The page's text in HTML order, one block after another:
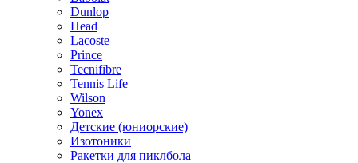
Dunlop
Head
Lacoste
Prince
Tecnifibre
Tennis Life
Wilson
Yonex
Детские (юниорские)
Изотоники
Ракетки для пиклбола